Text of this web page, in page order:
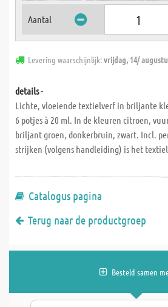
Aantal
Levering waarschijnlijk:vrijdag, 14/
details -
Lichte, vloeiende textielverf in briljante
6 potjes à 20 ml. In de kleuren citroen,
briljant groen, donkerbruin, zwart. Incl.
strijken (volgens handleiding) is het textiel
Catalogus pagina
Terug naar de productgroep
Besteld samen